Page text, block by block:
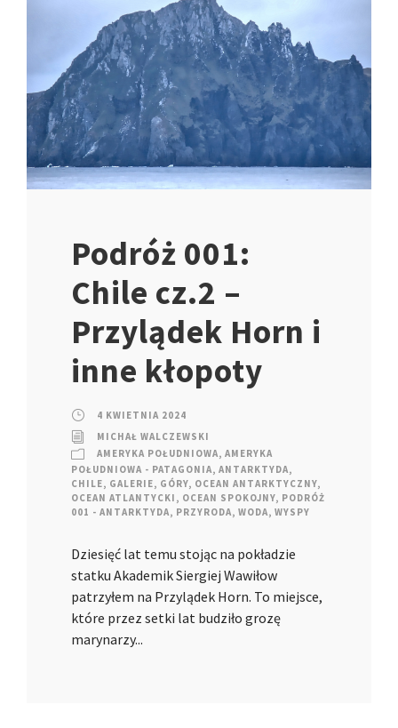
Podróż 001:
Chile cz.2 –
Przylądek Horn i
inne kłopoty
4 KWIETNIA 2024
MICHAŁ WALCZEWSKI
AMERYKA POŁUDNIOWA, AMERYKA
POŁUDNIOWA - PATAGONIA, ANTARKTYDA,
CHILE, GALERIE, GÓRY, OCEAN ANTARKTYCZNY,
OCEAN ATLANTYCKI , OCEAN SPOKOJNY, PODRÓŻ
001 - ANTARKTYDA, PRZYRODA, WODA, WYSPY
Dziesięć lat temu stojąc na pokładzie
statku Akademik Siergiej Wawiłow
patrzyłem na Przylądek Horn. To miejsce,
które przez setki lat budziło grozę
marynarzy...